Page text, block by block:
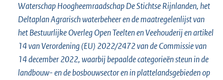
Waterschap Hoogheemraadschap De Stichtse Rijnlanden, het
Deltaplan Agrarisch waterbeheer en de maatregelenlijst van
het Bestuurlijke Overleg Open Teelten en Veehouderij en artikel
14 van Verordening (EU) 2022/2472 van de Commissie van
14 december 2022, waarbij bepaalde categorieën steun in de
landbouw- en de bosbouwsector en in plattelandsgebieden op